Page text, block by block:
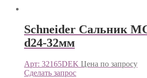
Schneider Сальник
d24-32мм
Арт: 32165DEK Цена по запросу
Сделать запрос